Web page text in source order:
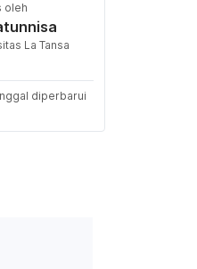
oleh
La Tansa
diperbarui